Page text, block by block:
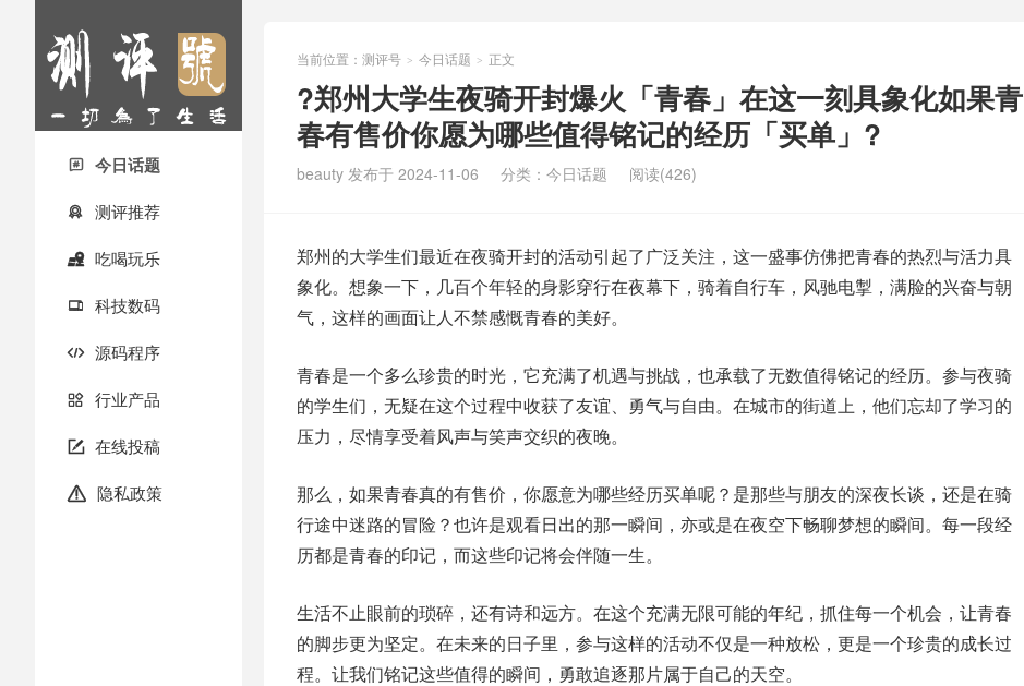
 今日话题
 测评推荐
 吃喝玩乐
 科技数码
 源码程序
 行业产品
 在线投稿
 隐私政策
当前位置： 测评号 > 今日话题 > 正文
?郑州大学生夜骑开封爆火「青春」在这一刻具象化如果青
春有售价你愿为哪些值得铭记的经历「买单」?
beauty 发布于 2024-11-06 分类： 今日话题 阅读(426)
郑州的大学生们最近在夜骑开封的活动引起了广泛关注，这一盛事仿佛把青春的热烈与活力具
象化。想象一下，几百个年轻的身影穿行在夜幕下，骑着自行车，风驰电掣，满脸的兴奋与朝
气，这样的画面让人不禁感慨青春的美好。
青春是一个多么珍贵的时光，它充满了机遇与挑战，也承载了无数值得铭记的经历。参与夜骑
的学生们，无疑在这个过程中收获了友谊、勇气与自由。在城市的街道上，他们忘却了学习的
压力，尽情享受着风声与笑声交织的夜晚。
那么，如果青春真的有售价，你愿意为哪些经历买单呢？是那些与朋友的深夜长谈，还是在骑
行途中迷路的冒险？也许是观看日出的那一瞬间，亦或是在夜空下畅聊梦想的瞬间。每一段经
历都是青春的印记，而这些印记将会伴随一生。
生活不止眼前的琐碎，还有诗和远方。在这个充满无限可能的年纪，抓住每一个机会，让青春
的脚步更为坚定。在未来的日子里，参与这样的活动不仅是一种放松，更是一个珍贵的成长过
程。让我们铭记这些值得的瞬间，勇敢追逐那片属于自己的天空。